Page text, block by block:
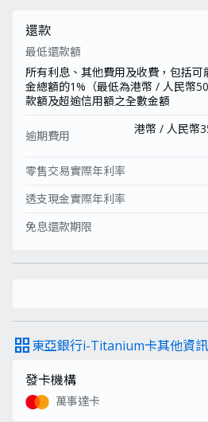
還款
最低還款額
所有利息、其他費用及收費，包括
金總額的1%（最低為港幣 / 人民幣
款額及超逾信用額之全數金額
逾期費用
港幣 / 人民幣
零售交易實際年利率
透支現金實際年利率
免息還款期限
grid_view東亞銀行i-Titanium卡其他資訊
發卡機構
萬事達卡